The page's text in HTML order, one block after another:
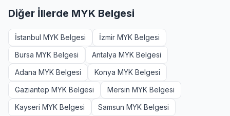
Diğer İllerde MYK Belgesi
İstanbul MYK Belgesi
İzmir MYK Belgesi
Bursa MYK Belgesi
Antalya MYK Belgesi
Adana MYK Belgesi
Konya MYK Belgesi
Gaziantep MYK Belgesi
Mersin MYK Belgesi
Kayseri MYK Belgesi
Samsun MYK Belgesi